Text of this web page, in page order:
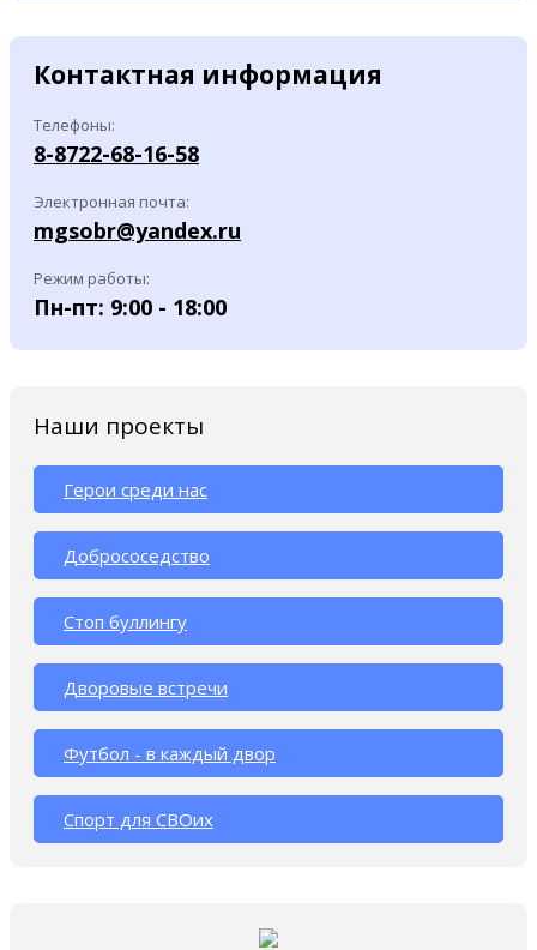
Контактная информация
Телефоны:
8-8722-68-16-58
Электронная почта:
mgsobr@yandex.ru
Режим работы:
Пн-пт: 9:00 - 18:00
Наши проекты
Герои среди нас
Добрососедство
Стоп буллингу
Дворовые встречи
Футбол - в каждый двор
Спорт для СВОих